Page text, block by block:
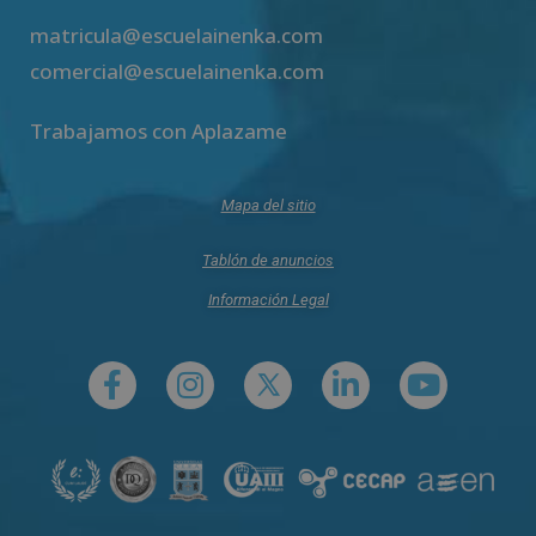
matricula@escuelainenka.com
comercial@escuelainenka.com
Trabajamos con Aplazame
Mapa del sitio
Tablón de anuncios
Información Legal